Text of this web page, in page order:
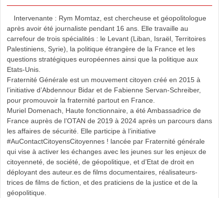
Intervenante : Rym Momtaz, est chercheuse et géopolitologue
après avoir été journaliste pendant 16 ans. Elle travaille au
carrefour de trois spécialités : le Levant (Liban, Israël, Territoires
Palestiniens, Syrie), la politique étrangère de la France et les
questions stratégiques européennes ainsi que la politique aux
Etats-Unis.
Fraternité Générale est un mouvement citoyen créé en 2015 à
l’initiative d’Abdennour Bidar et de Fabienne Servan-Schreiber,
pour promouvoir la fraternité partout en France.
Muriel Domenach, Haute fonctionnaire, a été Ambassadrice de
France auprès de l’OTAN de 2019 à 2024 après un parcours dans
les affaires de sécurité. Elle participe à l’initiative
#AuContactCitoyensCitoyennes ! lancée par Fraternité générale
qui vise à activer les échanges avec les jeunes sur les enjeux de
citoyenneté, de société, de géopolitique, et d’Etat de droit en
déployant des auteur.es de films documentaires, réalisateurs-
trices de films de fiction, et des praticiens de la justice et de la
géopolitique.